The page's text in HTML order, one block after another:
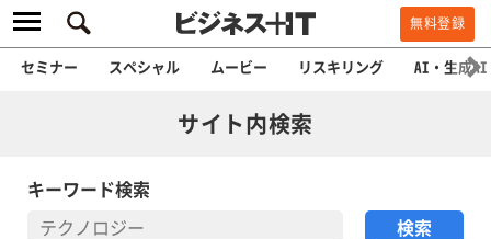
無料登録
セミナー スペシャル ムービー リスキリング AI・生成AI
サイト内検索
キーワード検索